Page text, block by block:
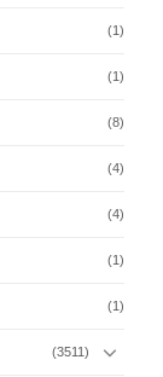
(1)
(1)
(8)
(4)
(4)
(1)
(1)
(3511)